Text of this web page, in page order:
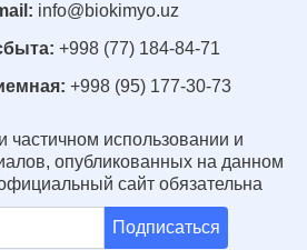
info@biokimyo.uz
+998 (77) 184-84-71
+998 (95) 177-30-73
частичном использовании и
опубликованных на данном
сайт обязательна
Подписаться